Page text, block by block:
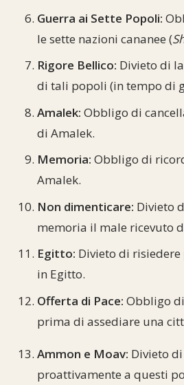
Guerra ai Sette Popoli:
le sette nazioni cananee (
Rigore Bellico: Divieto di
di tali popoli (in tempo di
Amalek: Obbligo di
di Amalek.
Memoria: Obbligo di
Amalek.
Non dimenticare: Divieto
memoria il male ricevuto
Egitto: Divieto di
in Egitto.
Offerta di Pace: Obbligo
prima di assediare una
Ammon e Moav: Divieto
proattivamente a questi